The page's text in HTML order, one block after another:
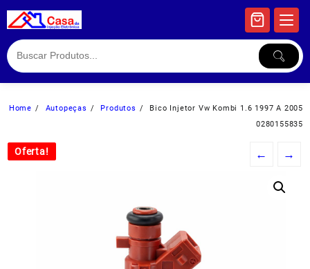
to
Home Autopeças Produtos
Bico Injetor Vw Kombi 1.6 1997 A 2005
0280155835
Oferta! ← →
Oferta!